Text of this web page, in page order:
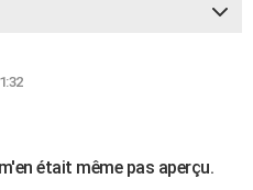
était même pas aperçu.